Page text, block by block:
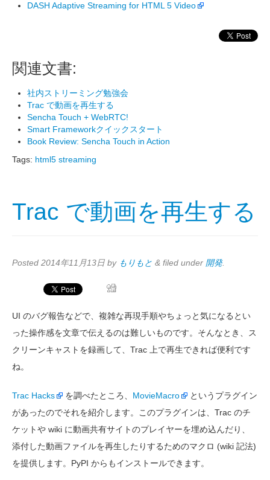
DASH Adaptive Streaming for HTML 5 Video
関連文書:
社内ストリーミング勉強会
Trac で動画を再生する
Sencha Touch + WebRTC!
Smart Frameworkクイックスタート
Book Review: Sencha Touch in Action
Tags: html5 streaming
Trac で動画を再生する
Posted 2014年11月13日 by もりもと & filed under 開発.
UI のバグ報告などで、複雑な再現手順やちょっと気になるとい
った操作感を文章で伝えるのは難しいものです。そんなとき、ス
クリーンキャストを録画して、Trac 上で再生できれば便利です
ね。
Trac Hacks を調べたところ、 MovieMacro
というプラグイン
があったのでそれを紹介します。このプラグインは、Trac のチ
ケットや wiki に動画共有サイトのプレイヤーを埋め込んだり、
添付した動画ファイルを再生したりするためのマクロ (wiki 記法)
を提供します。PyPI からもインストールできます。